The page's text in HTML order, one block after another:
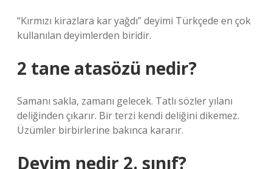
“Kırmızı kirazlara kar yağdı” deyimi Türkçede en çok
kullanılan deyimlerden biridir.
2 tane atasözü nedir?
Samanı sakla, zamanı gelecek. Tatlı sözler yılanı
deliğinden çıkarır. Bir terzi kendi deliğini dikemez.
Üzümler birbirlerine bakınca kararır.
Deyim nedir 2. sınıf?